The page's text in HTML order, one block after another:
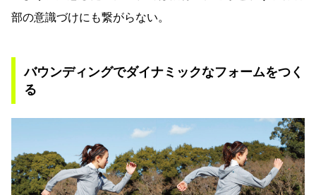
部の意識づけにも繋がらない。
バウンディングでダイナミックなフォームをつく
る